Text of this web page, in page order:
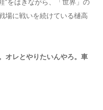
”をはきながら、「世界」の
場に戦いを続けている樋高
オレとやりたいんやろ。車